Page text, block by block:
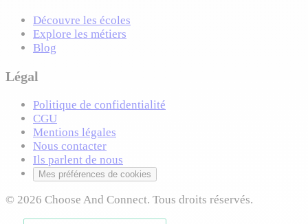
Découvre les écoles
Explore les métiers
Blog
Légal
Politique de confidentialité
CGU
Mentions légales
Nous contacter
Ils parlent de nous
Mes préférences de cookies
© 2026 Choose And Connect. Tous droits réservés.